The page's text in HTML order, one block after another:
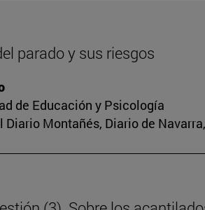
parado y sus riesgos
de Educación y Psicología
Diario Montañés, Diario de